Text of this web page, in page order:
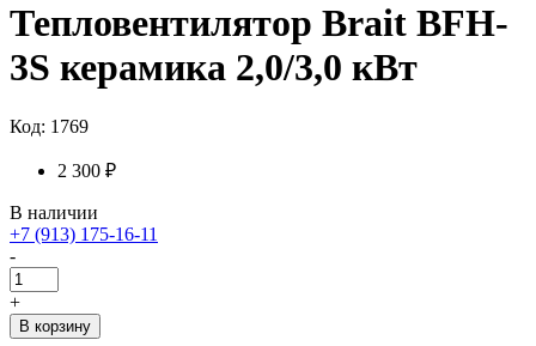
Тепловентилятор Brait BFH-
3S керамика 2,0/3,0 кВт
Код: 1769
2 300 ₽
В наличии
+7 (913) 175-16-11
-
+
В корзину